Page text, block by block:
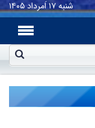
شنبه۱۷ اَمرداد ۱۴۰۵